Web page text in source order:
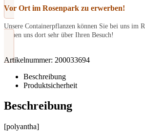
Vor Ort im Rosenpark zu erwerben!
Unsere Containerpflanzen können Sie bei uns im
freuen uns dort sehr über Ihren Besuch!
Artikelnummer: 200033694
Beschreibung
Produktsicherheit
Beschreibung
[polyantha]